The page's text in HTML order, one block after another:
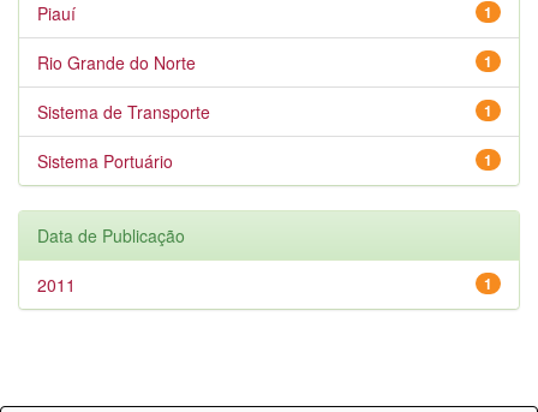
1
Piauí
1
Rio Grande do Norte
1
Sistema de Transporte
1
Sistema Portuário
Data de Publicação
1
2011